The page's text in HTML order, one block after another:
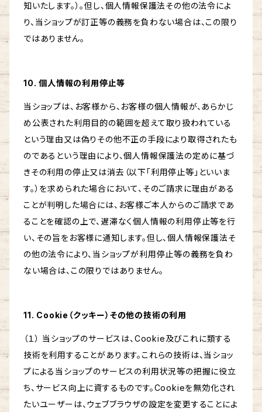
知いたします。）。但し、個人情報保護法その他の法令によ
り、当ショップが訂正等の義務を負わない場合は、この限り
ではありません。
10. 個人情報の利用停止等
当ショップは、お客様から、お客様の個人情報が、あらかじ
め公表された利用目的の範囲を超えて取り扱われている
という理由又は偽りその他不正の手段により取得されたも
のであるという理由により、個人情報保護法の定めに基づ
きその利用の停止又は消去（以下「利用停止等」といいま
す。）を求められた場合において、そのご請求に理由がある
ことが判明した場合には、お客様ご本人からのご請求であ
ることを確認の上で、遅滞なく個人情報の利用停止等を行
い、その旨をお客様に通知します。但し、個人情報保護法そ
の他の法令により、当ショップが利用停止等の義務を負わ
ない場合は、この限りではありません。
11. Cookie（クッキー）その他の技術の利用
（１） 当ショップのサービスは、Cookie及びこれに類する
技術を利用することがあります。これらの技術は、当ショッ
プによる当ショップのサービスの利用状況等の把握に役立
ち、サービス向上に資するものです。Cookieを無効化され
たいユーザーは、ウェブブラウザの設定を変更することによ